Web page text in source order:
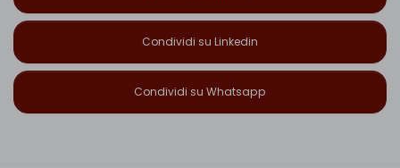
Condividi su Linkedin
Condividi su Whatsapp